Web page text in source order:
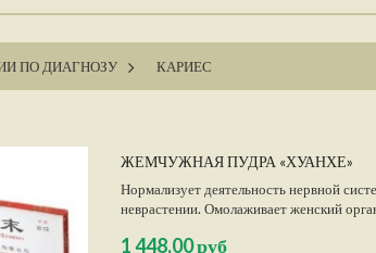
ПО ДИАГНОЗУ > КАРИЕС
ЖЕМЧУЖНАЯ ПУДРА «ХУАНХЕ»
Нормализует деятельность нервной
неврастении. Омолаживает женский
1 448,00 руб